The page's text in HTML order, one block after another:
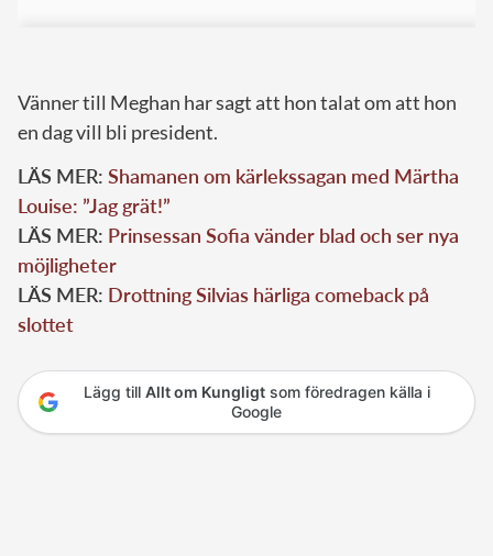
Vänner till Meghan har sagt att hon talat om att hon
en dag vill bli president.
LÄS MER: Shamanen om kärlekssagan med Märtha
Louise: ”Jag grät!”
LÄS MER: Prinsessan Sofia vänder blad och ser nya
möjligheter
LÄS MER: Drottning Silvias härliga comeback på
slottet
Lägg till Allt om Kungligtsom föredragen källa i
Google